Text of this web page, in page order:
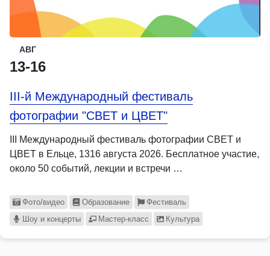
АВГ
13-16
III-й Международный фестиваль
фотографии "СВЕТ и ЦВЕТ"
III Международный фестиваль фотографии СВЕТ и
ЦВЕТ в Ельце, 1316 августа 2026. Бесплатное участие,
около 50 событий, лекции и встречи …
Фото/видео Образование
Фестиваль
Шоу и концерты
Мастер-класс Культура